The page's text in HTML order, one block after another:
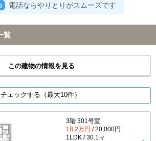
電話ならやりとりがスムーズです
覧
この建物の情報を見る
ェックする（最大10件）
3階 301号室
18.2万円 / 20,000円
1LDK / 30.1㎡